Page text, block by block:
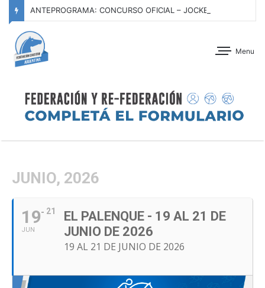
Menu
JUNIO, 2026
19
JUN
21
EL PALENQUE - 19 AL 21 DE
JUNIO DE 2026
19 AL 21 DE JUNIO DE 2026